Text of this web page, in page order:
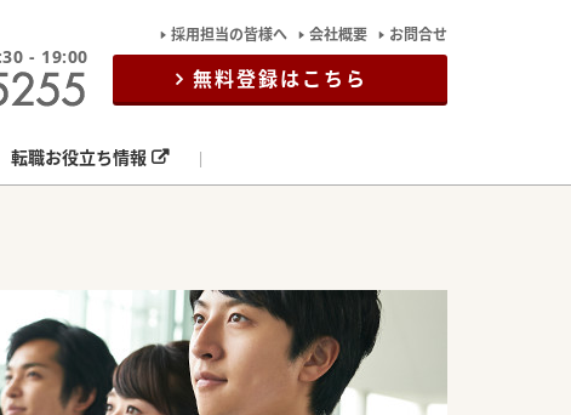
- 19:00
採用担当の皆様へ 会社概要 お問合せ
無料登録はこちら
転職お役立ち情報